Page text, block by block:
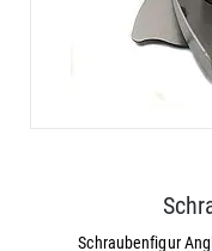
Schraubenfigur